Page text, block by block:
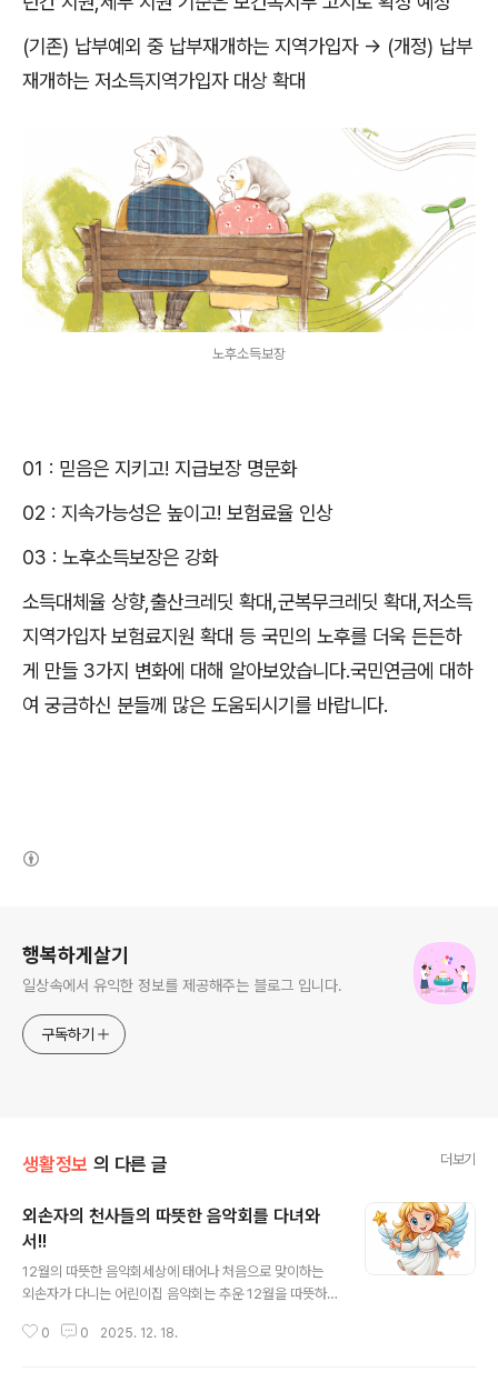
(기존) 납부예외 중 납부재개하는 지역가입자 → (개정) 납부
재개하는 저소득지역가입자 대상 확대
노후소득보장
01 : 믿음은 지키고! 지급보장 명문화
02 : 지속가능성은 높이고! 보험료율 인상
03 : 노후소득보장은 강화
소득대체율 상향,출산크레딧 확대,군복무크레딧 확대,저소득
지역가입자 보험료지원 확대 등 국민의 노후를 더욱 든든하
게 만들 3가지 변화에 대해 알아보았습니다.국민연금에 대하
여 궁금하신 분들께 많은 도움되시기를 바랍니다.
행복하게살기
일상속에서 유익한 정보를 제공해주는 블로그 입니다.
구독하기
생활정보 의 다른 글 더보기
외손자의 천사들의 따뜻한 음악회를 다녀와
서!!
12월의 따뜻한 음악회세상에 태어나 처음으로 맞이하는
외손자가 다니는 어린이집 음악회는 추운 12월을 따뜻하
는 동작들이 모여 하나의 삶을 완성해 나가는 느낌이었습
0 0 2025. 12. 18.